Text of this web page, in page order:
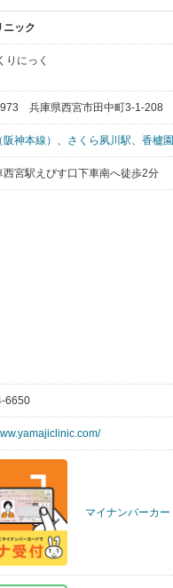
ニック
りにっく
兵庫県西宮市田中町3-1-208
神本線） 、 さくら夙川駅、 香櫨
西宮駅えびす口下車南へ徒歩2分
6650
マイナンバーカ